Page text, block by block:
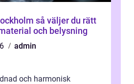
väljer du rätt
och belysning
admin
och harmonisk